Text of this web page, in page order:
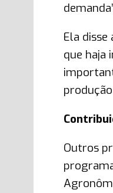
Ela disse
que haja
Outros